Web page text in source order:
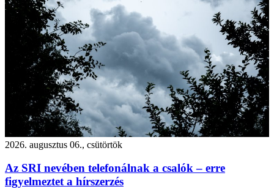
2026. augusztus 06., csütörtök
Az SRI nevében telefonálnak a csalók – erre
figyelmeztet a hírszerzés